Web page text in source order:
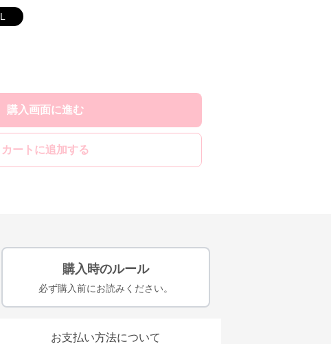
L
購入画面に進む
カートに追加する
購入時のルール
必ず購入前にお読みください。
お支払い方法について